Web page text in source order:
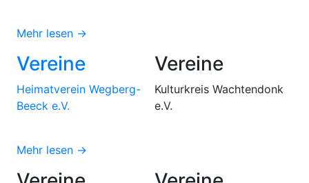
Mehr lesen →
Vereine
Heimatverein Wegberg-
Beeck e.V.
Mehr lesen →
Vereine
Kulturkreis Wachtendonk
e.V.